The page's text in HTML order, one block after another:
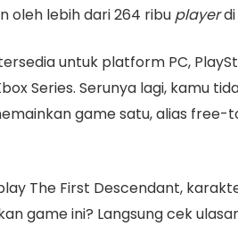
oleh lebih dari 264 ribu player
untuk platform PC,
Series. Serunya lagi, kamu
game satu, alias free-
The First Descendant,
game ini? Langsung cek